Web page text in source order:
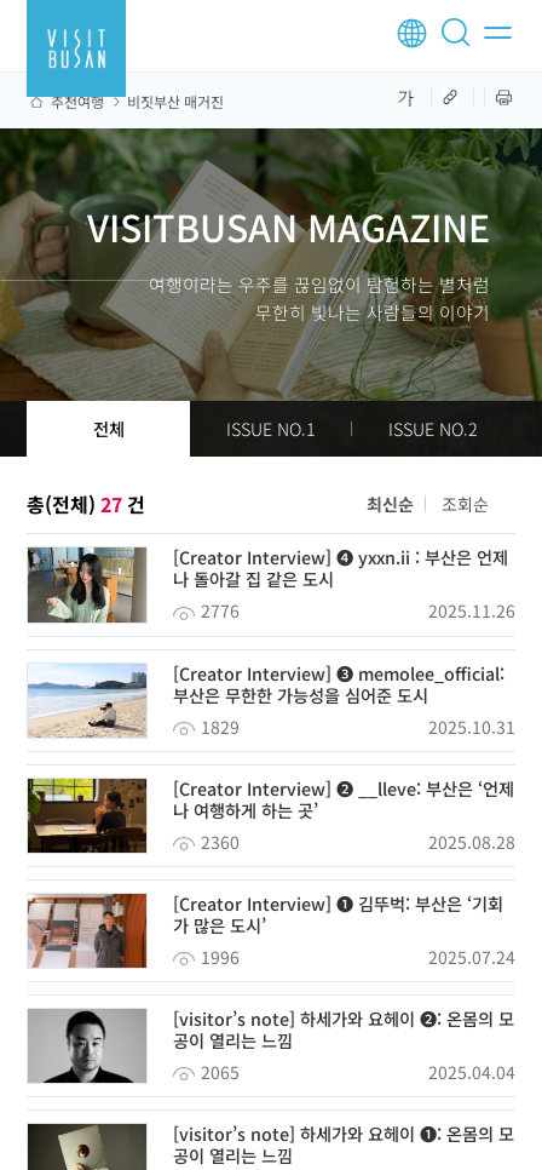
추천여행 비짓부산 매거진
VISITBUSAN MAGAZINE
여행이라는 우주를 끊임없이 탐험하는 별처럼
무한히 빛나는 사람들의 이야기
전체 ISSUE NO.1 ISSUE NO.2
총(전체)27 건 최신순 조회순
[Creator Interview] ❹ yxxn.ii : 부산은 언제
나 돌아갈 집 같은 도시
2776 2025.11.26
[Creator Interview] ➌ memolee_official:
부산은 무한한 가능성을 심어준 도시
1829 2025.10.31
[Creator Interview] ❷ __lleve: 부산은 ‘언제
나 여행하게 하는 곳’
2360 2025.08.28
[Creator Interview] ❶ 김뚜벅: 부산은 ‘기회
가 많은 도시’
1996 2025.07.24
[visitor’s note] 하세가와 요헤이 ❷: 온몸의 모
공이 열리는 느낌
2065 2025.04.04
[visitor’s note] 하세가와 요헤이 ❶: 온몸의 모
공이 열리는 느낌